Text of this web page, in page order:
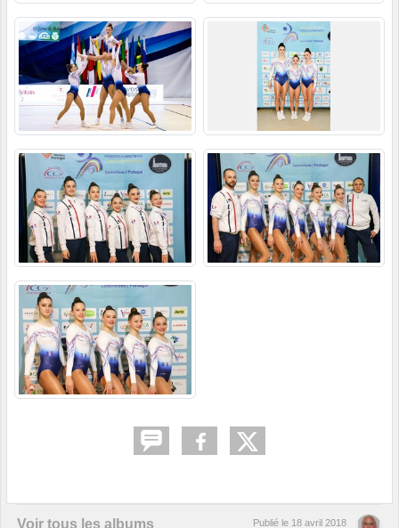
Voir tous les albums
Publié le 18 avril 2018